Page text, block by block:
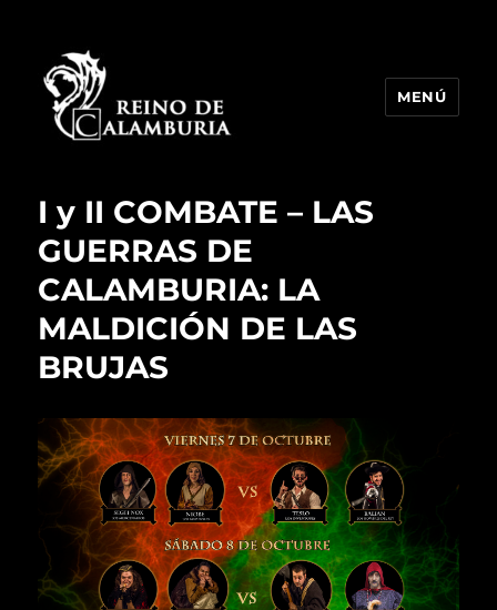
MENÚ
I y II COMBATE – LAS
GUERRAS DE
CALAMBURIA: LA
MALDICIÓN DE LAS
BRUJAS